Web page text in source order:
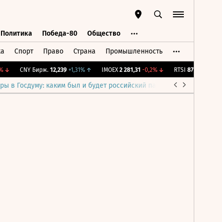
Политика Победа-80 Общество
Спорт Право Страна Промышленность
↓ CNY Бирж. 12,239 +1,31%↑ IMOEX 2 281,31 -0,2%↓ RTSI 874,64
в Госдуму: каким был и будет российский парламент